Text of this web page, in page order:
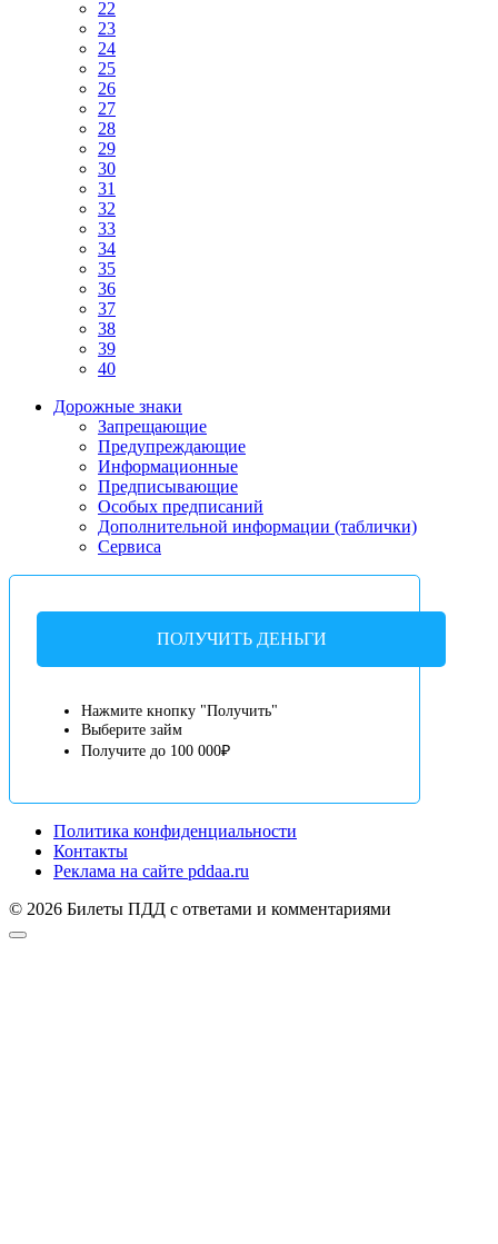
22
23
24
25
26
27
28
29
30
31
32
33
34
35
36
37
38
39
40
Дорожные знаки
Запрещающие
Предупреждающие
Информационные
Предписывающие
Особых предписаний
Дополнительной информации (таблички)
Сервиса
ПОЛУЧИТЬ ДЕНЬГИ
Нажмите кнопку "Получить"
Выберите займ
Получите до 100 000₽
Политика конфиденциальности
Контакты
Реклама на сайте pddaa.ru
© 2026 Билеты ПДД с ответами и комментариями